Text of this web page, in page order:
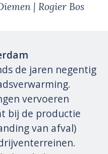
| Rogier Bos
de jaren negentig
vervoeren
bij de productie
van afval)